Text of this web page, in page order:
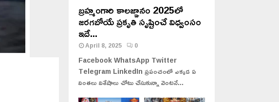
బ్రహ్మంగారి కాలజ్ఞానం 2025లో
జరగబోయే ప్రకృతి సృష్టించే విధ్వంసం
ఇదే...
April 8, 2025 0
Facebook WhatsApp Twitter
Telegram LinkedIn ప్రపంచంలో ఎక్కడ ఏ
వింతలు విశేషాలు చోటు చేసుకున్నా వెంటనే...